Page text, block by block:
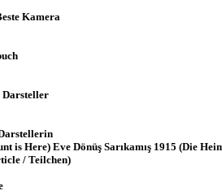
Kamera
Darsteller
Here) Eve Dönüş Sarıkamış 1915 (Die
/ Teilchen)